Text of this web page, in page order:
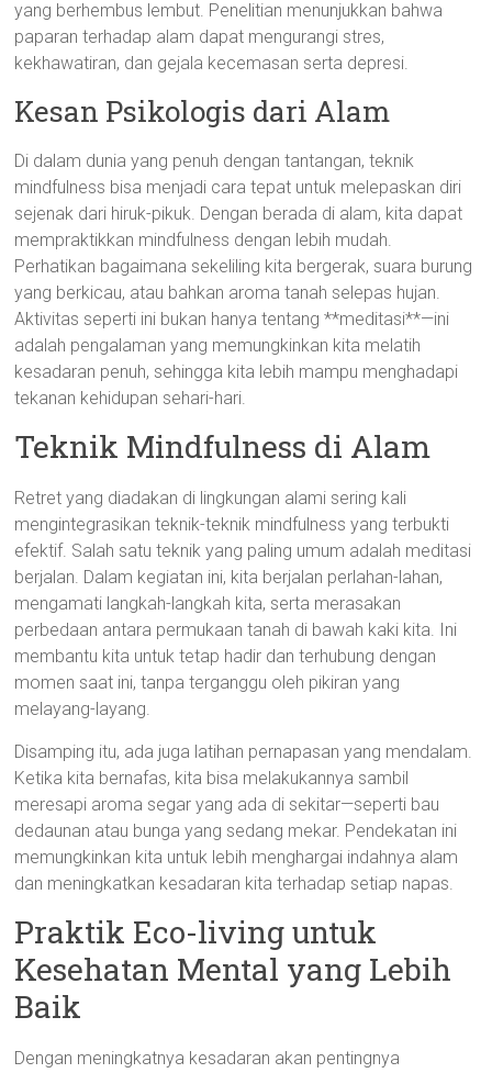
yang berhembus lembut. Penelitian menunjukkan bahwa
paparan terhadap alam dapat mengurangi stres,
kekhawatiran, dan gejala kecemasan serta depresi.
Kesan Psikologis dari Alam
Di dalam dunia yang penuh dengan tantangan, teknik
mindfulness bisa menjadi cara tepat untuk melepaskan diri
sejenak dari hiruk-pikuk. Dengan berada di alam, kita dapat
mempraktikkan mindfulness dengan lebih mudah.
Perhatikan bagaimana sekeliling kita bergerak, suara burung
yang berkicau, atau bahkan aroma tanah selepas hujan.
Aktivitas seperti ini bukan hanya tentang **meditasi**—ini
adalah pengalaman yang memungkinkan kita melatih
kesadaran penuh, sehingga kita lebih mampu menghadapi
tekanan kehidupan sehari-hari.
Teknik Mindfulness di Alam
Retret yang diadakan di lingkungan alami sering kali
mengintegrasikan teknik-teknik mindfulness yang terbukti
efektif. Salah satu teknik yang paling umum adalah meditasi
berjalan. Dalam kegiatan ini, kita berjalan perlahan-lahan,
mengamati langkah-langkah kita, serta merasakan
perbedaan antara permukaan tanah di bawah kaki kita. Ini
membantu kita untuk tetap hadir dan terhubung dengan
momen saat ini, tanpa terganggu oleh pikiran yang
melayang-layang.
Disamping itu, ada juga latihan pernapasan yang mendalam.
Ketika kita bernafas, kita bisa melakukannya sambil
meresapi aroma segar yang ada di sekitar—seperti bau
dedaunan atau bunga yang sedang mekar. Pendekatan ini
memungkinkan kita untuk lebih menghargai indahnya alam
dan meningkatkan kesadaran kita terhadap setiap napas.
Praktik Eco-living untuk
Kesehatan Mental yang Lebih
Baik
Dengan meningkatnya kesadaran akan pentingnya